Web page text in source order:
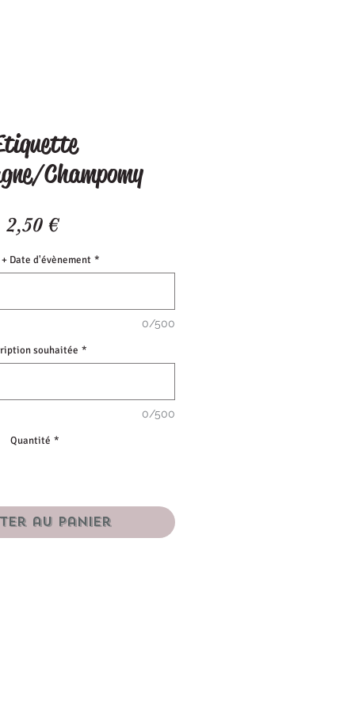
Champomy
2,50 €Prix
+ Date d'évènement *
0/500
souhaitée *
0/500
Quantité *
au panier